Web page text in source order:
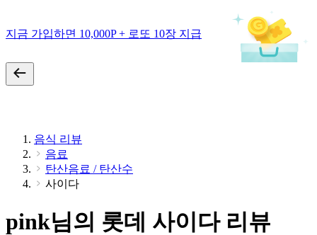
지금 가입하면 10,000P + 로또 10장 지급
음식 리뷰
음료
탄산음료 / 탄산수
사이다
pink님의 롯데 사이다 리뷰